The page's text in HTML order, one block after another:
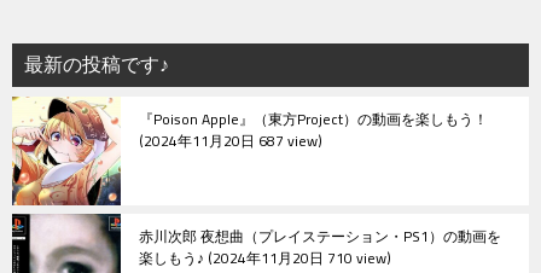
シ
ョ
ン
最新の投稿です♪
『Poison Apple』（東方Project）の動画を楽しもう！
2024年11月20日 687 view
赤川次郎 夜想曲（プレイステーション・PS1）の動画を
楽しもう♪ 2024年11月20日 710 view